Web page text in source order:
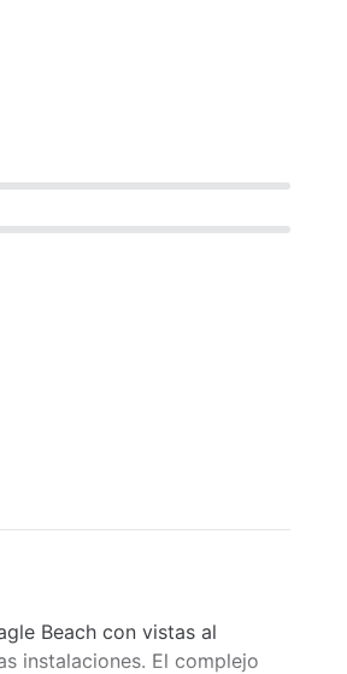
Beach con vistas al
instalaciones. El complejo